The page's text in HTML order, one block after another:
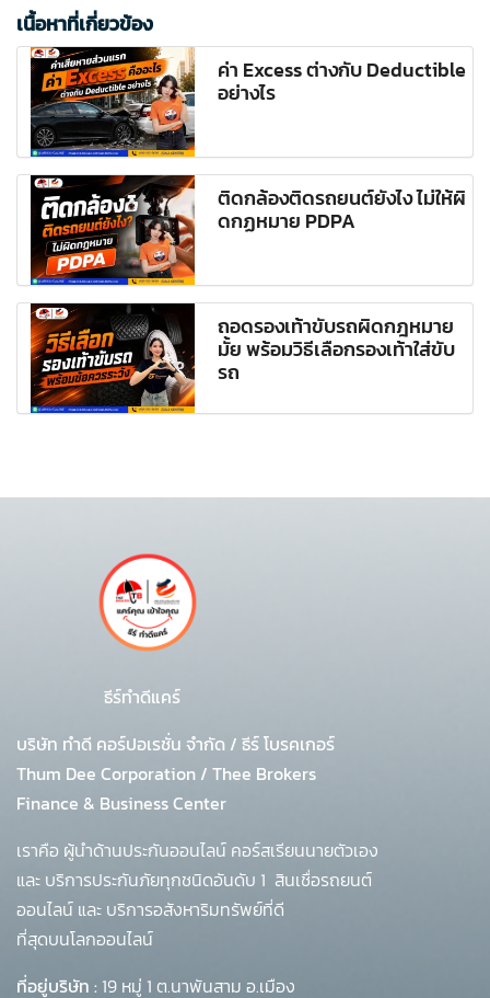
เนื้อหาที่เกี่ยวข้อง
ค่า Excess ต่างกับ Deductible
อย่างไร
ติดกล้องติดรถยนต์ยังไง ไม่ให้ผิ
ดกฏหมาย PDPA
ถอดรองเท้าขับรถผิดกฎหมาย
มั้ย พร้อมวิธีเลือกรองเท้าใส่ขับ
รถ
ธีร์ทำดีแคร์
บริษัท ทำดี คอร์ปอเรชั่น จำกัด / ธีร์ โบรคเกอร์
Thum Dee Corporation / Thee Brokers
Finance & Business Center
เราคือ ผู้นำด้านประกันออนไลน์ คอร์สเรียนนายตัวเอง
และ บริการประกันภัยทุกชนิดอันดับ 1 สินเชื่อรถยนต์
ออนไลน์ และ บริการอสังหาริมทรัพย์ที่ดี
ที่สุดบนโลกออนไลน์
ที่อยู่บริษัท : 19 หมู่ 1 ต.นาพันสาม อ.เมือง